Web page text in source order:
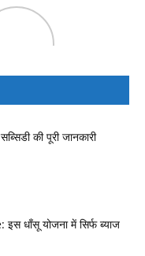
की पूरी जानकारी
धाँसू योजना में सिर्फ ब्याज